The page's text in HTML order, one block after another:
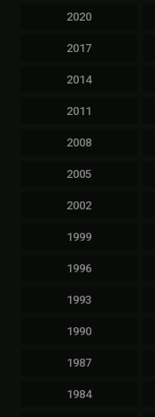
2020
2017
2014
2011
2008
2005
2002
1999
1996
1993
1990
1987
1984